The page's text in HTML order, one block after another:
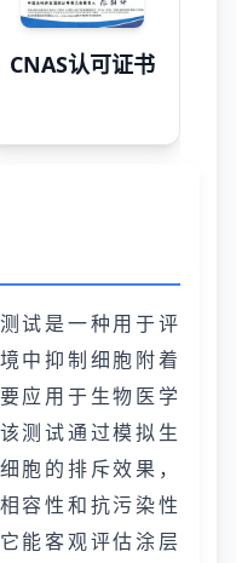
CNAS认可证书
试是一种用于评
中抑制细胞附着
应用于生物医学
测试通过模拟生
胞的排斥效果，
容性和抗污染性
能客观评估涂层